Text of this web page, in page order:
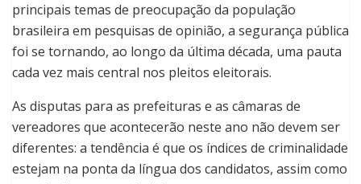
principais temas de preocupação da população
brasileira em pesquisas de opinião, a segurança pública
foi se tornando, ao longo da última década, uma pauta
cada vez mais central nos pleitos eleitorais.
As disputas para as prefeituras e as câmaras de
vereadores que acontecerão neste ano não devem ser
diferentes: a tendência é que os índices de criminalidade
estejam na ponta da língua dos candidatos, assim como